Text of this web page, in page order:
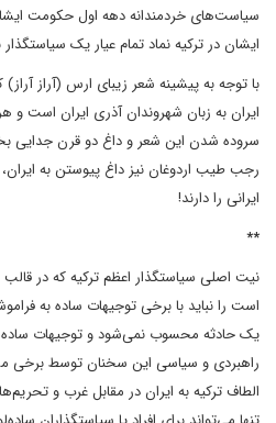
سیاست‌های خردمندانه دهه اول حکومت
ایشان در ترکیه نماد تمام عیار یک
با توجه به پیشینه شعر زیبای ارس (آراز
ایران به زبان شهروندان آذری ایران است و
سروده شدن این شعر و داغ دو قرن جدایی
رجب طیب اردوغان نیز داغ پیوستن به
ایرانی را دارند!
**
نیت اصلی سیاستگذار اعظم ترکیه که در
است را نباید با برخی توجیهات ساده به
یک حادثه محسوب نمی‌شود و توجیهات ساده
راهبردی و سیاسی این سخنان توسط برخی
الطاف ترکیه به ایران در مقابل غرب و